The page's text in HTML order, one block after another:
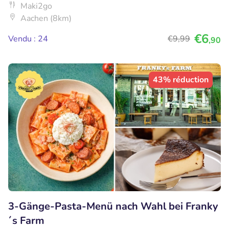
Maki2go
Aachen (8km)
Vendu : 24
€9,99 €6,90
43% réduction
3-Gänge-Pasta-Menü nach Wahl bei Franky
´s Farm